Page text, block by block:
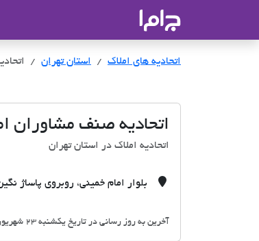
اتحادیه های املاک اتحادیه های املاک
استان تهران
اتحادیه صنف مشاوران
اتحادیه املاک در استان تهران
بلوار امام خمینی، روبروی پاساژ
آخرین به روز رسانی در تاریخ یکشنبه 23 شهریور 1404